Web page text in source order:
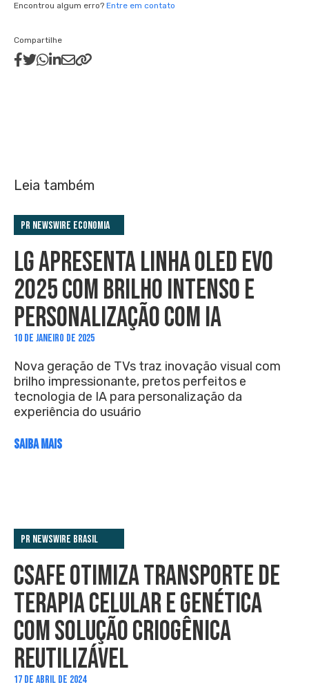
Encontrou algum erro? Entre em contato
Compartilhe
Leia também
PR Newswire Economia
LG APRESENTA LINHA OLED EVO
2025 COM BRILHO INTENSO E
PERSONALIZAÇÃO COM IA
10 DE JANEIRO DE 2025
Nova geração de TVs traz inovação visual com
brilho impressionante, pretos perfeitos e
tecnologia de IA para personalização da
experiência do usuário
SAIBA MAIS
PR Newswire Brasil
CSAFE OTIMIZA TRANSPORTE DE
TERAPIA CELULAR E GENÉTICA
COM SOLUÇÃO CRIOGÊNICA
REUTILIZÁVEL
17 DE ABRIL DE 2024